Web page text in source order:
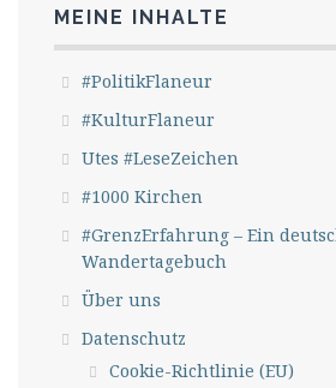
MEINE INHALTE
#PolitikFlaneur
#KulturFlaneur
Utes #LeseZeichen
#1000 Kirchen
#GrenzErfahrung – Ein
Wandertagebuch
Über uns
Datenschutz
Cookie-Richtlinie (EU)